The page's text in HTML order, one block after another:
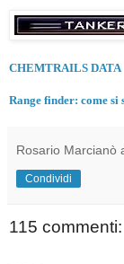
CHEMTRAILS DATA
Range finder: come
Rosario Marcianò
Condividi
115 commenti: